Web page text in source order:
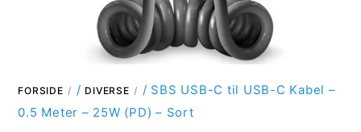
FORSIDE / DIVERSE
/ SBS USB-C til USB-C Kabel –
0.5 Meter – 25W (PD) – Sort